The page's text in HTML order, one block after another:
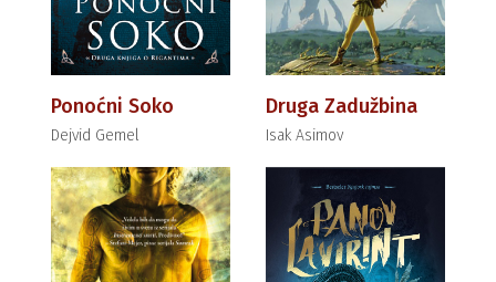
Ponoćni Soko
Dejvid Gemel
Druga Zadužbina
Isak Asimov